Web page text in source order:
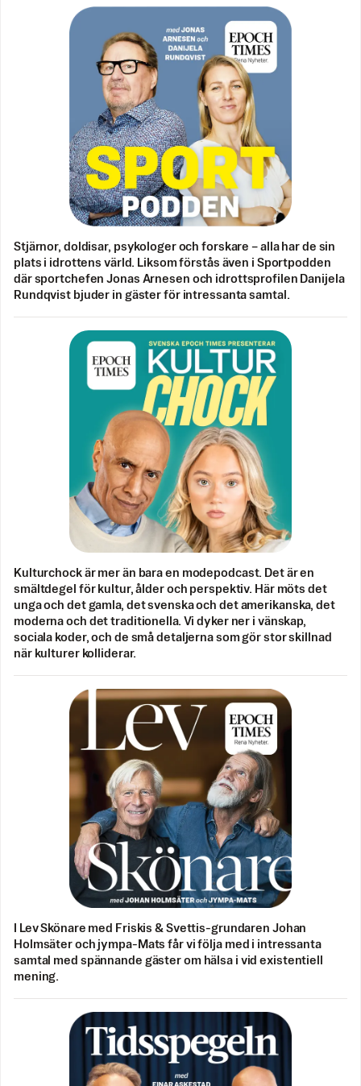
Stjärnor, doldisar, psykologer och forskare – alla har de sin
plats i idrottens värld. Liksom förstås även i Sportpodden
där sportchefen Jonas Arnesen och idrottsprofilen Danijela
Rundqvist bjuder in gäster för intressanta samtal.
Kulturchock är mer än bara en modepodcast. Det är en
smältdegel för kultur, ålder och perspektiv. Här möts det
unga och det gamla, det svenska och det amerikanska, det
moderna och det traditionella. Vi dyker ner i vänskap,
sociala koder, och de små detaljerna som gör stor skillnad
när kulturer kolliderar.
I Lev Skönare med Friskis & Svettis-grundaren Johan
Holmsäter och jympa-Mats får vi följa med i intressanta
samtal med spännande gäster om hälsa i vid existentiell
mening.